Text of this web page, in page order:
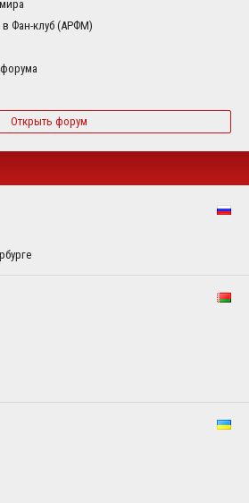
Фан-клуб (АРФМ)
Открыть форум